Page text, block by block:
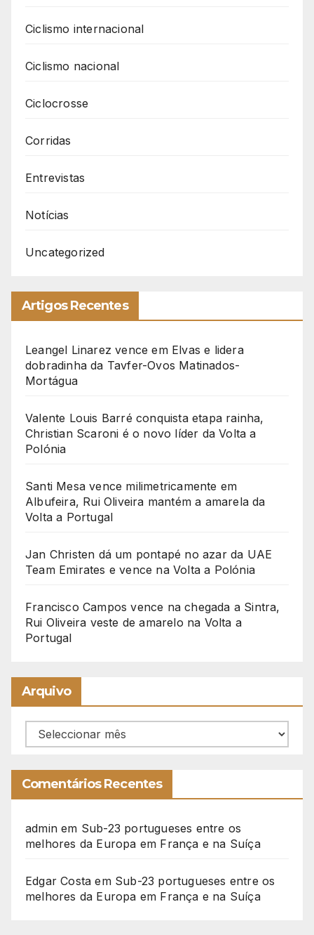
Ciclismo internacional
Ciclismo nacional
Ciclocrosse
Corridas
Entrevistas
Notícias
Uncategorized
Artigos Recentes
Leangel Linarez vence em Elvas e lidera
dobradinha da Tavfer-Ovos Matinados-
Mortágua
Valente Louis Barré conquista etapa rainha,
Christian Scaroni é o novo líder da Volta a
Polónia
Santi Mesa vence milimetricamente em
Albufeira, Rui Oliveira mantém a amarela da
Volta a Portugal
Jan Christen dá um pontapé no azar da UAE
Team Emirates e vence na Volta a Polónia
Francisco Campos vence na chegada a Sintra,
Rui Oliveira veste de amarelo na Volta a
Portugal
Arquivo
Arquivo
Comentários Recentes
admin em Sub-23 portugueses entre os
melhores da Europa em França e na Suíça
Edgar Costa em Sub-23 portugueses entre os
melhores da Europa em França e na Suíça